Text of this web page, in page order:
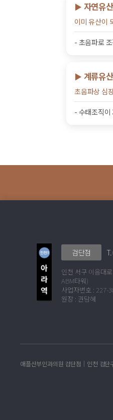
▶ 자연유산
이미 유산이
- 초음파로
▶ 계류유산
초음파상 심
- 수태조직이
검단점
인천 서구 이음대
ABM타워)
사업자번호 : 227-
원장 : 권담혜
애플산부인과의원 검단점│인천 검